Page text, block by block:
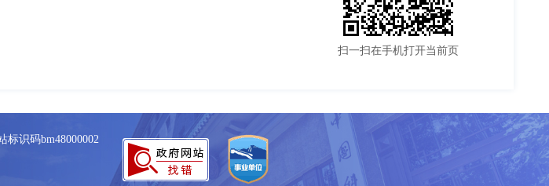
扫一扫在手机打开当前页
识码bm48000002